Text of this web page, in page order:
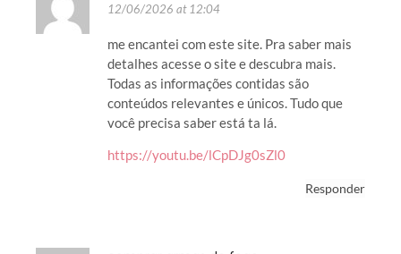
12/06/2026 at 12:04
me encantei com este site. Pra saber mais
detalhes acesse o site e descubra mais.
Todas as informações contidas são
conteúdos relevantes e únicos. Tudo que
você precisa saber está ta lá.
https://youtu.be/lCpDJg0sZl0
Responder